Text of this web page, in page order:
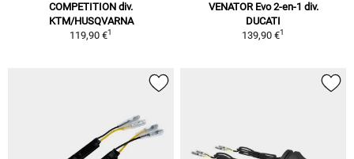
COMPETITION div.
KTM/HUSQVARNA
119,90 €1
VENATOR Evo 2-en-1 div.
DUCATI
139,90 €1